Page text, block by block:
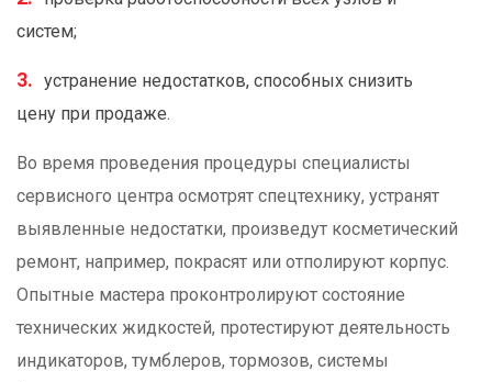
систем;
устранение недостатков, способных снизить
цену при продаже.
Во время проведения процедуры специалисты
сервисного центра осмотрят спецтехнику, устранят
выявленные недостатки, произведут косметический
ремонт, например, покрасят или отполируют корпус.
Опытные мастера проконтролируют состояние
технических жидкостей, протестируют деятельность
индикаторов, тумблеров, тормозов, системы